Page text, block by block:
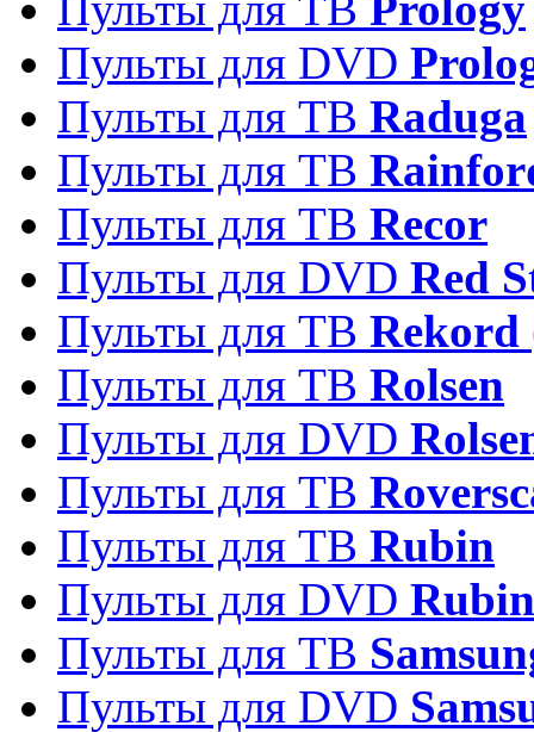
Пульты для DVD
Пульты для ТВ Raduga
Пульты для ТВ
Пульты для ТВ Recor
Пульты для DVD Red
Пульты для ТВ Rekord
Пульты для ТВ Rolsen
Пульты для DVD
Пульты для ТВ
Пульты для ТВ Rubin
Пульты для DVD Rubin
Пульты для ТВ
Пульты для DVD